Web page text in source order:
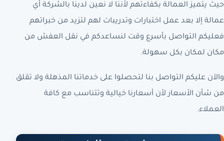
حيث يتميز العمالة بكفاءتهم لأننا لا نعين لدينا بالشركة أي
عمالة إلا بعد عمل اختبارات وتدريبات لهم لتزيد من خبراتهم
فعليكم التواصل بأسرع وقت لنساعدكم في نقل العفش من
مكان لمكان بكل سهولة.
والآن عليكم التواصل بنا لتحصلوا على خدماتنا المذهلة ولا تقلق
من شأن الأسعار لأن أسعارنا خيالية وتتناسب مع كافة
العملاء.